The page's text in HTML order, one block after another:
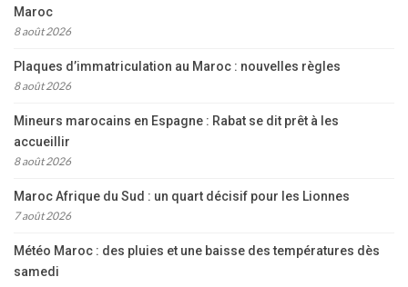
Maroc
8 août 2026
Plaques d’immatriculation au Maroc : nouvelles règles
8 août 2026
Mineurs marocains en Espagne : Rabat se dit prêt à les
accueillir
8 août 2026
Maroc Afrique du Sud : un quart décisif pour les Lionnes
7 août 2026
Météo Maroc : des pluies et une baisse des températures dès
samedi